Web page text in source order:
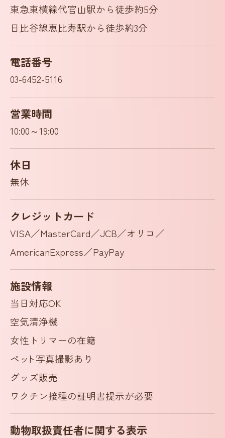
東急東横線代官山駅から徒歩約5分
日比谷線恵比寿駅から徒歩約3分
電話番号
03-6452-5116
営業時間
10:00～19:00
休日
無休
クレジットカード
VISA／MasterCard／JCB／オリコ／
AmericanExpress／PayPay
施設情報
当日対応OK
空気清浄機
女性トリマーの在籍
ペット写真撮影あり
グッズ販売
ワクチン接種の証明書提示が必要
動物取扱責任者に関する表示